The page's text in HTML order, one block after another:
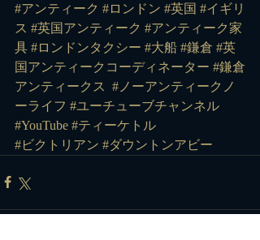
#アンティーク #ロンドン #英国 #イギリ
ス #英国アンティーク #アンティーク家
具 #ロンドンタクシー #大船 #鎌倉 #英
国アンティークコーディネーター #鎌倉
アンティークス
#ノーアンティークノ
ーライフ #ユーチューブチャンネル
#YouTube #ティーケトル
#ビクトリアン #ダウントンアビー